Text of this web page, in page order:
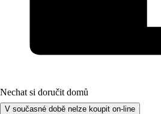
Nechat si doručit domů
V současné době nelze koupit on-line